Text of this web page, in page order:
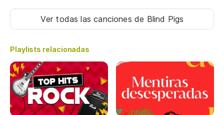
Ver todas las canciones de Blind Pigs
Playlists relacionadas